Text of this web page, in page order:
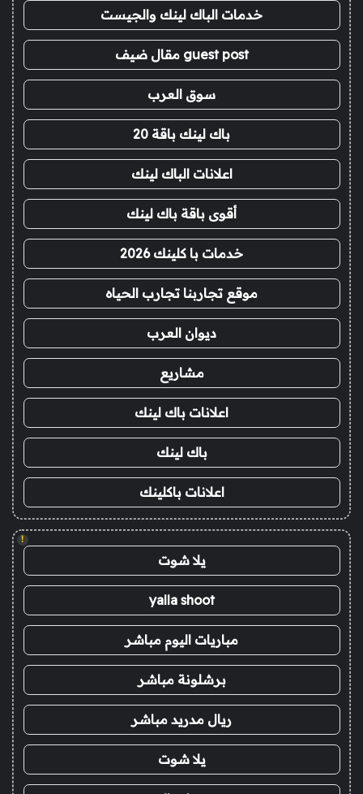
خدمات الباك لينك والجيست
guest post مقال ضيف
سوق العرب
باك لينك باقة 20
اعلانات الباك لينك
أقوى باقة باك لينك
خدمات با كلينك 2026
موقع تجاربنا تجارب الحياه
ديوان العرب
مشاريع
اعلانات باك لينك
باك لينك
اعلانات باكلينك
!
يلا شوت
yalla shoot
مباريات اليوم مباشر
برشلونة مباشر
ريال مدريد مباشر
يلا شوت